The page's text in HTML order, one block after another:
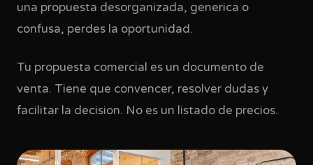
una propuesta desorganizada, generica o
confusa, perdes la oportunidad.
Tu propuesta comercial es un documento de
venta. Tiene que convencer, resolver dudas y
facilitar la decision. No es un listado de precios.